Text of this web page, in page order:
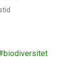
den, omkring
biodiversitet